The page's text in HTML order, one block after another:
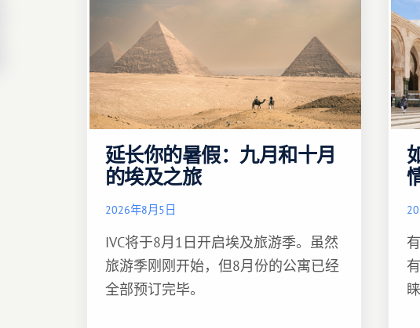
延长你的暑假：九月和十月
的埃及之旅
2026年8月5日
IVC将于8月1日开启埃及旅游季。虽然
旅游季刚刚开始，但8月份的公寓已经
全部预订完毕。